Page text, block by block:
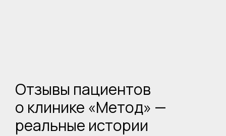
Отзывы пациентов
о клинике «Метод» —
реальные истории